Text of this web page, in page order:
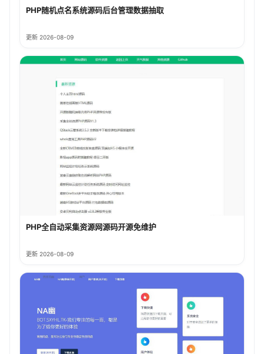
PHP随机点名系统源码后台管理数据抽取
更新 2026-08-09
PHP全自动采集资源网源码开源免维护
更新 2026-08-09